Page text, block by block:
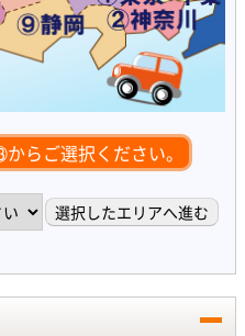
らご選択ください。